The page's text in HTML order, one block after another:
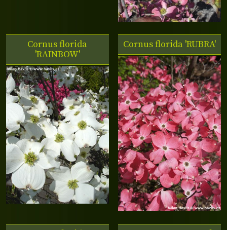
Cornus florida
'RAINBOW'
Cornus florida 'RUBRA'